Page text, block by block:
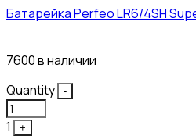
Батарейка Perfeo LR6/4SH
7600 в наличии
Quantity
-
1
+